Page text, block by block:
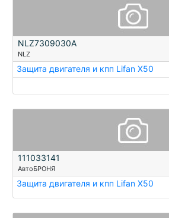
NLZ7309030A
NLZ
Защита двигателя и кпп Lifan X50
111033141
АвтоБРОНЯ
Защита двигателя и кпп Lifan X50